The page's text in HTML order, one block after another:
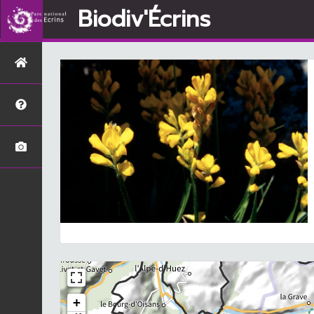
Biodiv'Écrins
+